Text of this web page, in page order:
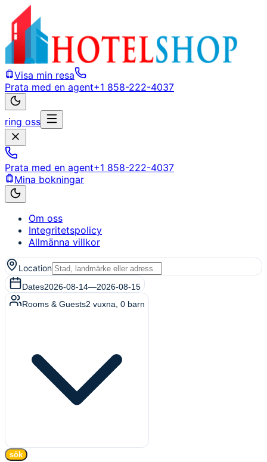
Visa min resa
Prata med en agent+1 858-222-4037
ring oss
Prata med en agent+1 858-222-4037
Mina bokningar
Om oss
Integritetspolicy
Allmänna villkor
Location
Dates2026-08-14—2026-08-15
Rooms & Guests2 vuxna 0 barn
sök